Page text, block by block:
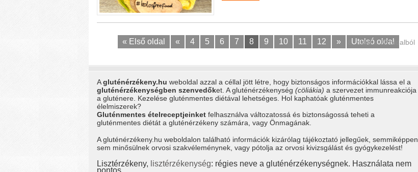
8. oldal a 78 oldalból
« Első oldal « 4 5 6 7 8 9 10 11 12 » Utolsó oldal
Agluténérzékeny.hu weboldal azzal a céllal jött létre, hogy biztonságos információkkal lássa el a
gluténérzékenységben szenvedőket. A gluténérzékenység (cöliákia) a szervezet immunreakciója
a gluténere. Kezelése gluténmentes diétával lehetséges. Hol kaphatóak gluténmentes
élelmiszerek?
Gluténmentes ételreceptjeinket felhasználva változatossá és biztonságossá teheti a
gluténmentes diétát a gluténérzékeny számára, vagy Önmagának.
A gluténérzékeny.hu weboldalon található információk kizárólag tájékoztató jellegűek, semmiképpen
sem minősülnek orvosi szakvéleménynek, vagy pótolja az orvosi kivizsgálást és gyógykezelést!
Lisztérzékeny, lisztérzékenység: régies neve a gluténérzékenységnek. Használata nem
pontos.